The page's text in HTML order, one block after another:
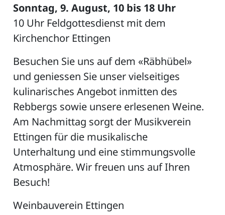
Sonntag, 9. August, 10 bis 18 Uhr
10 Uhr Feldgottesdienst mit dem
Kirchenchor Ettingen
Besuchen Sie uns auf dem «Räbhübel»
und geniessen Sie unser vielseitiges
kulinarisches Angebot inmitten des
Rebbergs sowie unsere erlesenen Weine.
Am Nachmittag sorgt der Musikverein
Ettingen für die musikalische
Unterhaltung und eine stimmungsvolle
Atmosphäre. Wir freuen uns auf Ihren
Besuch!
Weinbauverein Ettingen